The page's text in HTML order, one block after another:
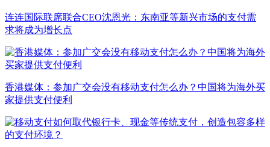
连连国际联席联合CEO沈恩光：东南亚等新兴市场的支付需
求将成为增长点
香港媒体：参加广交会没有移动支付怎么办？中国将为海外买
家提供支付便利